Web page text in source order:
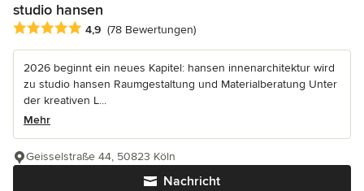
studio hansen
Durchschnittliche Bewertung: 4.9 von 5 Sternen
4,9 (78 Bewertungen)
2026 beginnt ein neues Kapitel: hansen innenarchitektur wird
zu studio hansen Raumgestaltung und Materialberatung Unter
der kreativen L...
Mehr
Nachricht
Geisselstraße 44, 50823 Köln